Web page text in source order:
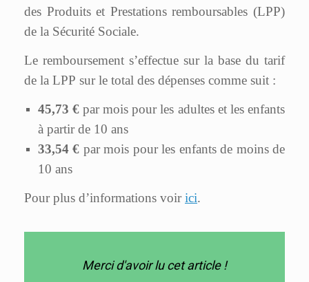
des Produits et Prestations remboursables (LPP)
de la Sécurité Sociale.
Le remboursement s’effectue sur la base du tarif
de la LPP sur le total des dépenses comme suit :
45,73 € par mois pour les adultes et les enfants
à partir de 10 ans
33,54 € par mois pour les enfants de moins de
10 ans
Pour plus d’informations voirici.
Merci d'avoir lu cet article !